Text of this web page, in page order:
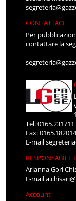
CONTATTACI
Per
contattare la
Tel: 0165.231711
Fax:
E-mail
RESPONSABILE
Arianna Gori
E-mail
Account